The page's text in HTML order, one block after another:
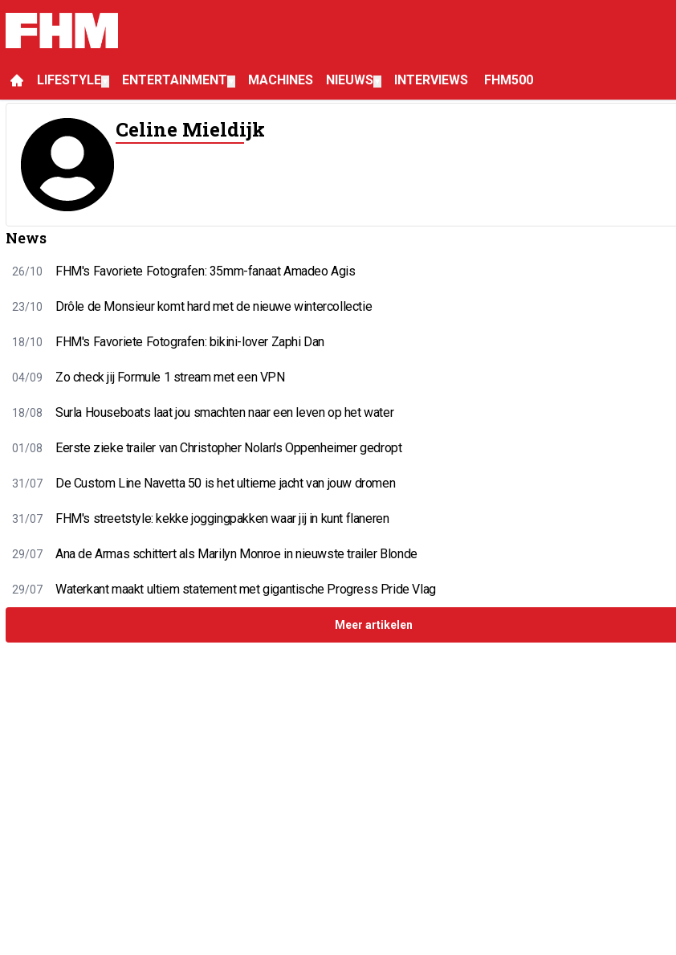
LIFESTYLE ENTERTAINMENT MACHINES NIEUWS INTERVIEWS FHM500
Celine Mieldijk
News
26/10 FHM's Favoriete Fotografen: 35mm-fanaat Amadeo Agis
23/10 Drôle de Monsieur komt hard met de nieuwe wintercollectie
18/10 FHM's Favoriete Fotografen: bikini-lover Zaphi Dan
04/09 Zo check jij Formule 1 stream met een VPN
18/08 Surla Houseboats laat jou smachten naar een leven op het water
01/08 Eerste zieke trailer van Christopher Nolan's Oppenheimer gedropt
31/07 De Custom Line Navetta 50 is het ultieme jacht van jouw dromen
31/07 FHM's streetstyle: kekke joggingpakken waar jij in kunt flaneren
29/07 Ana de Armas schittert als Marilyn Monroe in nieuwste trailer Blonde
29/07 Waterkant maakt ultiem statement met gigantische Progress Pride Vlag
Meer artikelen